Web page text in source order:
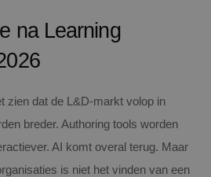
na Learning
zien dat de L&D-markt volop in
breder. Authoring tools worden
AI komt overal terug. Maar
is niet het vinden van een